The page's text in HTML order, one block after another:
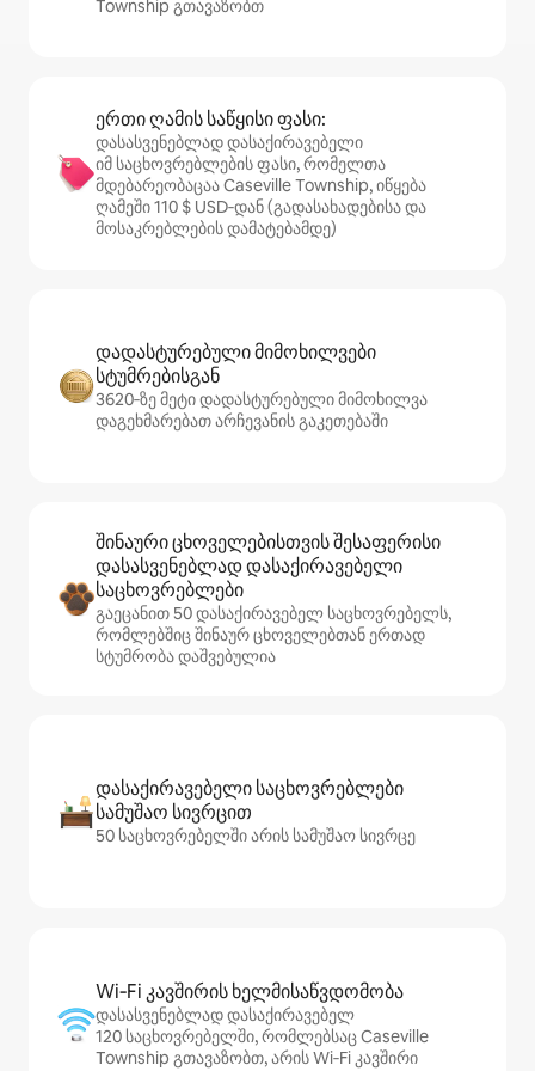
Township გთავაზობთ
ერთი ღამის საწყისი ფასი:
დასასვენებლად დასაქირავებელი
იმ საცხოვრებლების ფასი, რომელთა
მდებარეობაცაა Caseville Township, იწყება
ღამეში 110 $ USD‑დან (გადასახადებისა და
მოსაკრებლების დამატებამდე)
დადასტურებული მიმოხილვები
სტუმრებისგან
3620‑ზე მეტი დადასტურებული მიმოხილვა
დაგეხმარებათ არჩევანის გაკეთებაში
შინაური ცხოველებისთვის შესაფერისი
დასასვენებლად დასაქირავებელი
საცხოვრებლები
გაეცანით 50 დასაქირავებელ საცხოვრებელს,
რომლებშიც შინაურ ცხოველებთან ერთად
სტუმრობა დაშვებულია
დასაქირავებელი საცხოვრებლები
სამუშაო სივრცით
50 საცხოვრებელში არის სამუშაო სივრცე
Wi‑Fi კავშირის ხელმისაწვდომობა
დასასვენებლად დასაქირავებელ
120 საცხოვრებელში, რომლებსაც Caseville
Township გთავაზობთ, არის Wi‑Fi კავშირი